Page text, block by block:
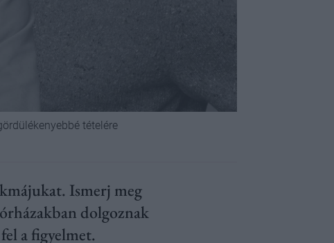
tételére
Ismerj meg
dolgoznak
a figyelmet.